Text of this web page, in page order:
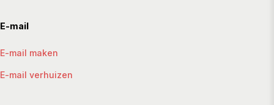
E-mail
E-mail maken
E-mail verhuizen